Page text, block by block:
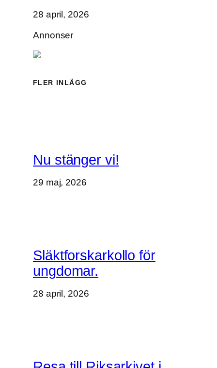
t
r
t
28 april, 2026
Annonser
FLER INLÄGG
Nu stänger vi!
29 maj, 2026
Släktforskarkollo för
ungdomar.
28 april, 2026